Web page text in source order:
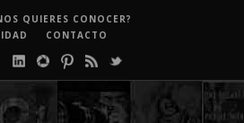
QUIERES CONOCER?
CONTACTO